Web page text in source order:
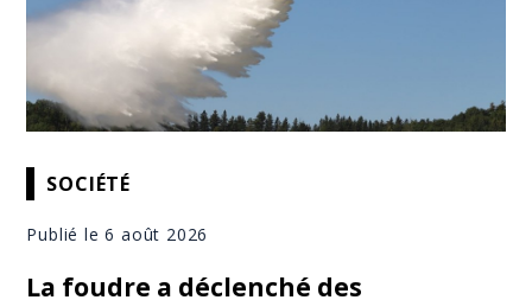
SOCIÉTÉ
Publié le 6 août 2026
La foudre a déclenché des